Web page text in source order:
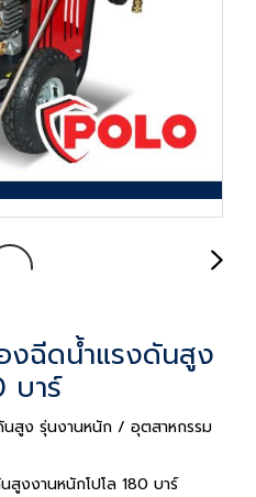
องฉีดน้ำแรงดันสูง
บาร์
นสูง รุ่นงานหนัก / อุตสาหกรรม
สูงงานหนักโปโล 180 บาร์